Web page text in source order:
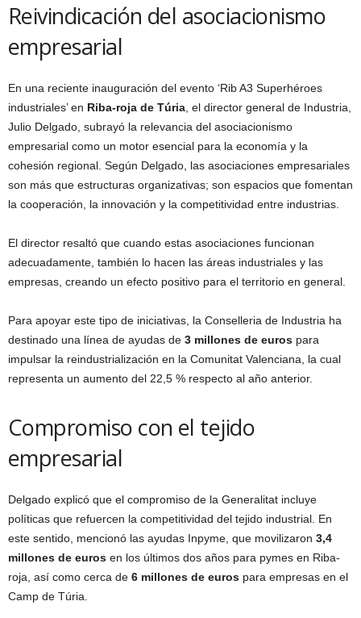
Reivindicación del asociacionismo
empresarial
En una reciente inauguración del evento ‘Rib A3 Superhéroes
industriales’ en Riba-roja de Túria , el director general de Industria,
Julio Delgado, subrayó la relevancia del asociacionismo
empresarial como un motor esencial para la economía y la
cohesión regional. Según Delgado, las asociaciones empresariales
son más que estructuras organizativas; son espacios que fomentan
la cooperación, la innovación y la competitividad entre industrias.
El director resaltó que cuando estas asociaciones funcionan
adecuadamente, también lo hacen las áreas industriales y las
empresas, creando un efecto positivo para el territorio en general.
Para apoyar este tipo de iniciativas, la Conselleria de Industria ha
destinado una línea de ayudas de 3 millones de euros para
impulsar la reindustrialización en la Comunitat Valenciana, la cual
representa un aumento del 22,5 % respecto al año anterior.
Compromiso con el tejido
empresarial
Delgado explicó que el compromiso de la Generalitat incluye
políticas que refuercen la competitividad del tejido industrial. En
este sentido, mencionó las ayudas Inpyme, que movilizaron 3,4
millones de euros en los últimos dos años para pymes en Riba-
roja, así como cerca de 6 millones de euros para empresas en el
Camp de Túria.